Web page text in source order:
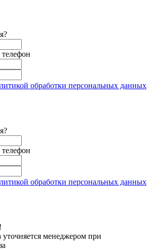
обработки персональных данных
обработки персональных данных
уточняется менеджером при